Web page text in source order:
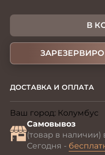
В
ДОСТАВКА И ОПЛАТА
Ваш город: Колумбус
Самовывоз
(товар в наличии)
Сегодня -